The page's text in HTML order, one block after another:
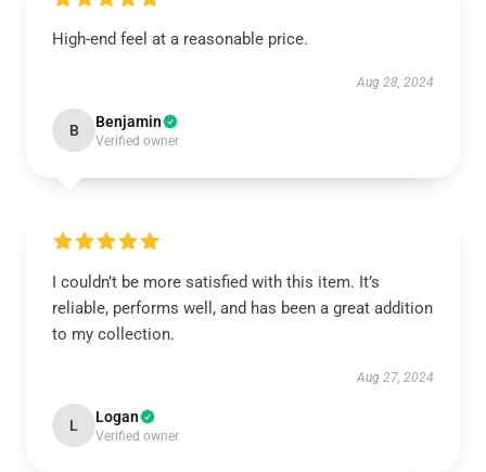
High-end feel at a reasonable price.
Aug 28, 2024
B Benjamin
Verified owner
I couldn’t be more satisfied with this item. It’s
reliable, performs well, and has been a great addition
to my collection.
Aug 27, 2024
L Logan
Verified owner